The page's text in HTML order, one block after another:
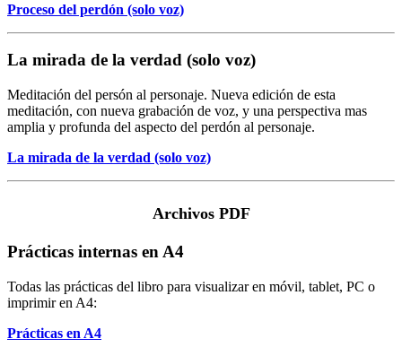
Proceso del perdón (solo voz)
La mirada de la verdad (solo voz)
Meditación del persón al personaje. Nueva edición de esta
meditación, con nueva grabación de voz, y una perspectiva mas
amplia y profunda del aspecto del perdón al personaje.
La mirada de la verdad (solo voz)
Archivos PDF
Prácticas internas en A4
Todas las prácticas del libro para visualizar en móvil, tablet, PC o
imprimir en A4:
Prácticas en A4